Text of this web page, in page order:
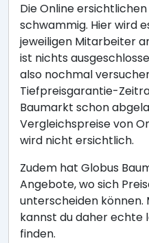
Die Online
schwammig. Hier wird
jeweiligen Mitarbeiter
ist nichts
also nochmal
Tiefpreisgarantie-
Baumarkt schon
Vergleichspreise von
wird nicht ersichtlich.
Zudem hat Globus
Angebote, wo sich
unterscheiden können.
kannst du daher echte
finden.